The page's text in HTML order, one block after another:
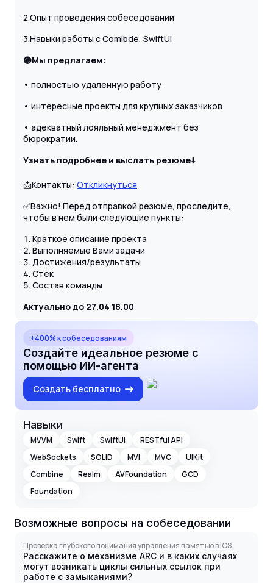
2.Опыт проведения собеседований
3.Навыки работы с Comibde, SwiftUI
🟣Мы предлагаем:
• полностью удаленную работу
• интересные проекты для крупных заказчиков
• адекватный лояльный менеджмент без
бюрократии.
Узнать подробнее и выслать резюме⬇️
📩Контакты: Откликнуться
✅Важно! Перед отправкой резюме, проследите,
чтобы в нем были следующие пункты:
Краткое описание проекта
Выполняемые Вами задачи
Достижения/результаты
Стек
Состав команды
Актуально до 27.04 18.00
+400% к собеседованиям
Создайте идеальное резюме с
помощью ИИ-агента
Создать бесплатно
Навыки
MVVM Swift SwiftUI
RESTful API
WebSockets
SOLID MVI MVC
UIKit
Combine
Realm AVFoundation
GCD
Foundation
Возможные вопросы на собеседовании
Проверка глубокого понимания управления памятью в iOS.
Расскажите о механизме ARC и в каких случаях
могут возникать циклы сильных ссылок при
работе с замыканиями?